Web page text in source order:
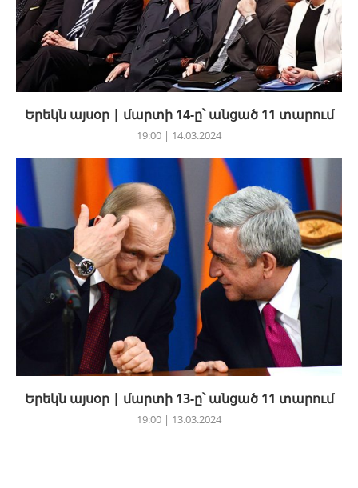
Երեկն այսօր | մարտի 14-ը՝ անցած 11 տարում
19:00 | 14.03.2024
Երեկն այսօր | մարտի 13-ը՝ անցած 11 տարում
19:00 | 13.03.2024